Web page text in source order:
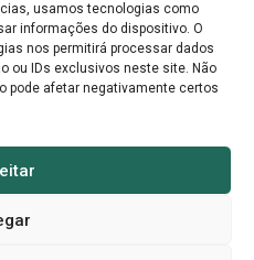
usamos tecnologias como
informações do dispositivo. O
nos permitirá processar dados
ou IDs exclusivos neste site. Não
pode afetar negativamente certos
Conosco